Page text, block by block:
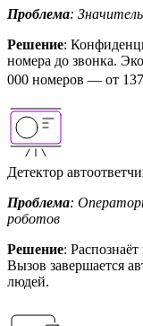
Проблема:
Решение:
номера до звонка.
000 номеров — от
Детектор
Проблема:
роботов
Решение:
Вызов завершается
людей.